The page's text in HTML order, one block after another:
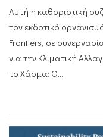
Αυτή η καθοριστική
τον εκδοτικό
Frontiers, σε
για την Κλιματική
το Χάσμα: Ο...